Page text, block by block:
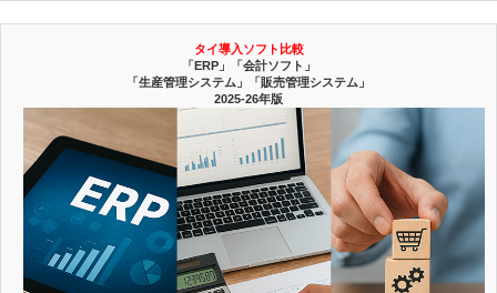
タイ導入ソフト比較
「ERP」「会計ソフト」
「生産管理システム」「販売管理システム」
2025-26年版